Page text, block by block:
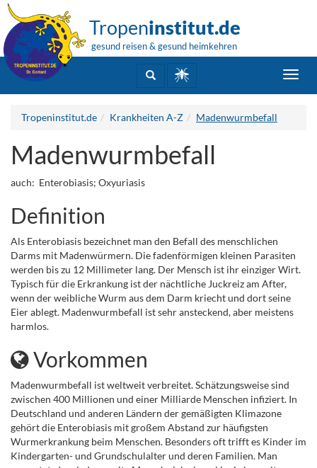
Tropeninstitut.de
gesund reisen & gesund heimkehren
Tropeninstitut.de Krankheiten A-Z Madenwurmbefall
Madenwurmbefall
auch: Enterobiasis; Oxyuriasis
Definition
Als Enterobiasis bezeichnet man den Befall des menschlichen
Darms mit Madenwürmern. Die fadenförmigen kleinen Parasiten
werden bis zu 12 Millimeter lang. Der Mensch ist ihr einziger Wirt.
Typisch für die Erkrankung ist der nächtliche Juckreiz am After,
wenn der weibliche Wurm aus dem Darm kriecht und dort seine
Eier ablegt. Madenwurmbefall ist sehr ansteckend, aber meistens
harmlos.
Vorkommen
Madenwurmbefall ist weltweit verbreitet. Schätzungsweise sind
zwischen 400 Millionen und einer Milliarde Menschen infiziert. In
Deutschland und anderen Ländern der gemäßigten Klimazone
gehört die Enterobiasis mit großem Abstand zur häufigsten
Wurmerkrankung beim Menschen. Besonders oft trifft es Kinder im
Kindergarten- und Grundschulalter und deren Familien. Man